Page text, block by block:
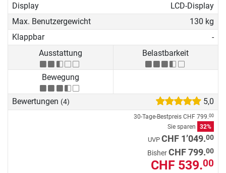
Display
LCD-Display
Max. Benutzergewicht
130 kg
Klappbar
-
Ausstattung
Belastbarkeit
Bewegung
Bewertungen (4) 5,0
30-Tage-Bestpreis CHF 799.00
Sie sparen 32%
UVP CHF 1’049.00
BisherCHF 799.00
CHF 539.00